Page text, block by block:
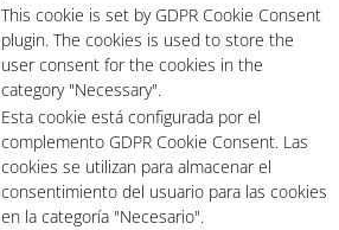
This cookie is set by GDPR Cookie Consent
plugin. The cookies is used to store the
user consent for the cookies in the
category "Necessary".
Esta cookie está configurada por el
complemento GDPR Cookie Consent. Las
cookies se utilizan para almacenar el
consentimiento del usuario para las cookies
en la categoría "Necesario".